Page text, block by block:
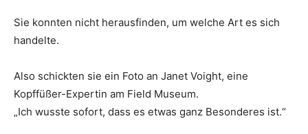
Sie konnten nicht herausfinden, um welche Art es sich
handelte.
Also schickten sie ein Foto an Janet Voight, eine
Kopffüßer-Expertin am Field Museum.
„Ich wusste sofort, dass es etwas ganz Besonderes ist.“